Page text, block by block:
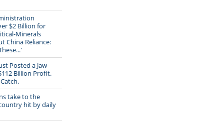
$2 Billion for
Minerals
China Reliance:
Posted a Jaw-
Billion Profit.
take to the
hit by daily